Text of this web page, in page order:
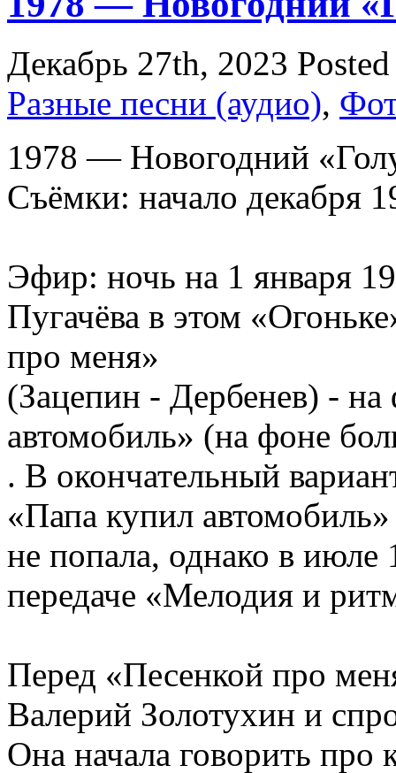
Декабрь 27th, 2023
Разные песни (аудио),
1978 — Новогодний
Съёмки: начало декабря
Эфир: ночь на 1 января
Пугачёва в этом
про меня»
(Зацепин - Дербенев) -
автомобиль» (на фоне
. В окончательный
«Папа купил
не попала, однако в июле
передаче «Мелодия и
Перед «Песенкой про
Валерий Золотухин и
Она начала говорить про